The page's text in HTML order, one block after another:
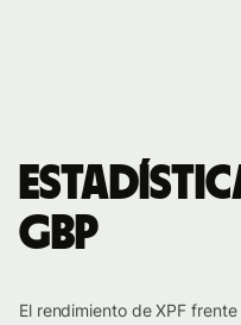
GBP
El rendimiento de XPF